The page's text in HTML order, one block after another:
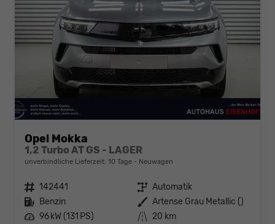
Opel Mokka
1,2 Turbo AT GS - LAGER
unverbindliche Lieferzeit: 10 Tage Neuwagen
Fahrzeugnr. 142441 Getriebe Automatik
Kraftstoff Benzin Außenfarbe Artense Grau Metallic ()
Leistung 96 kW (131 PS) Kilometerstand 20 km